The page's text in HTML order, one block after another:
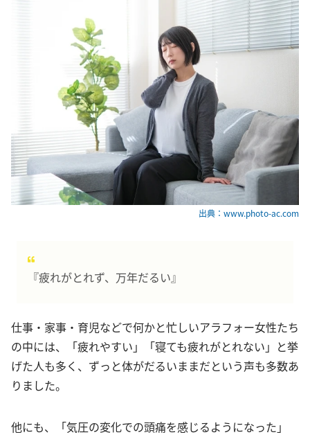
出典：www.photo-ac.com
『疲れがとれず、万年だるい』
仕事・家事・育児などで何かと忙しいアラフォー女性たち
の中には、「疲れやすい」「寝ても疲れがとれない」と挙
げた人も多く、ずっと体がだるいままだという声も多数あ
りました。
他にも、「気圧の変化での頭痛を感じるようになった」